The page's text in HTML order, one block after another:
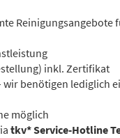
Reinigungsangebote
inkl. Zertifikat
benötigen lediglich
möglich
tkv* Service-Hotline